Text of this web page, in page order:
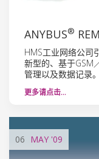
ANYBUS®
HMS工业网络公司
新型的、基于GSM
管理以及数据记录。
更多请点击…
06 MAY '09